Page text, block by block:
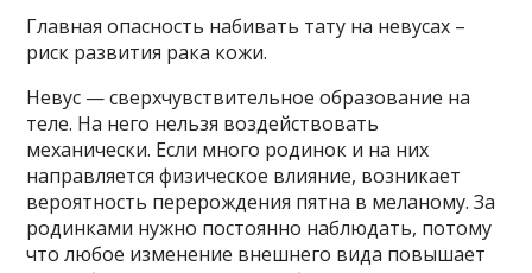
Главная опасность набивать тату на невусах –
риск развития рака кожи.
Невус — сверхчувствительное образование на
теле. На него нельзя воздействовать
механически. Если много родинок и на них
направляется физическое влияние, возникает
вероятность перерождения пятна в меланому. За
родинками нужно постоянно наблюдать, потому
что любое изменение внешнего вида повышает